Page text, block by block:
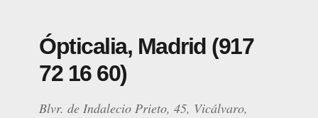
Ópticalia, Madrid (917
72 16 60)
Blvr. de Indalecio Prieto, 45, Vicálvaro,